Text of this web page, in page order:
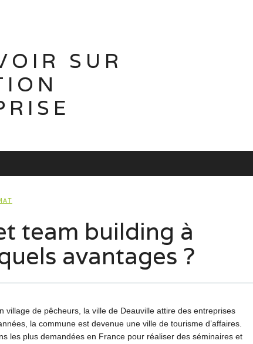
SUR
team building à
avantages ?
village de pêcheurs, la ville de Deauville attire des entreprises
la commune est devenue une ville de tourisme d’affaires.
les plus demandées en France pour réaliser des séminaires et